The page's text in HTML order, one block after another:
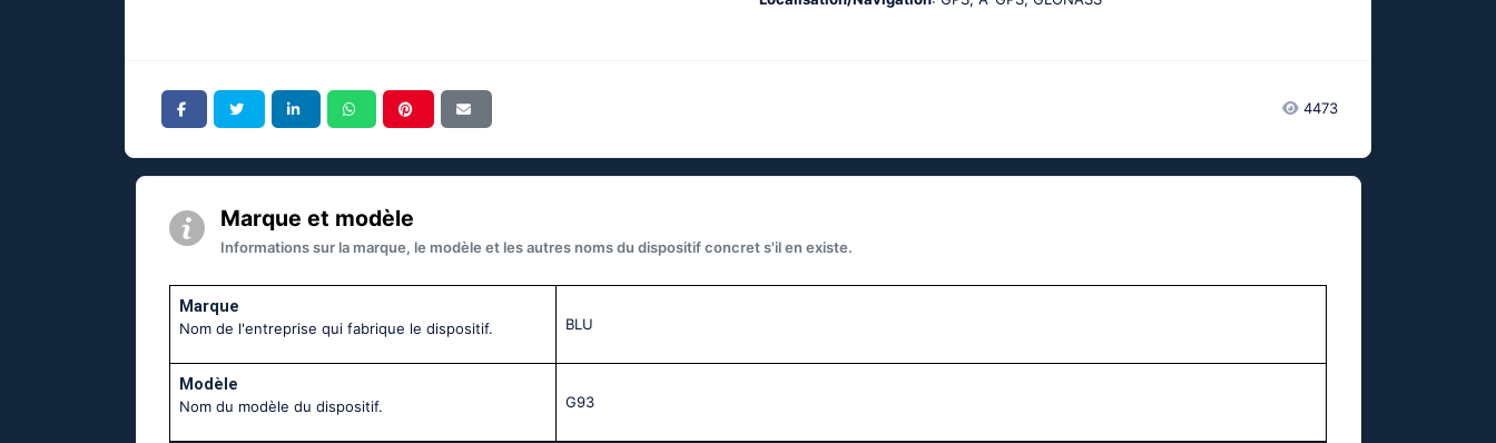
4473
Marque et modèle
Informations sur la marque, le modèle et les autres noms du dispositif concret s'il en existe.
Marque
Nom de l'entreprise qui fabrique le dispositif.
BLU
Modèle
Nom du modèle du dispositif.
G93